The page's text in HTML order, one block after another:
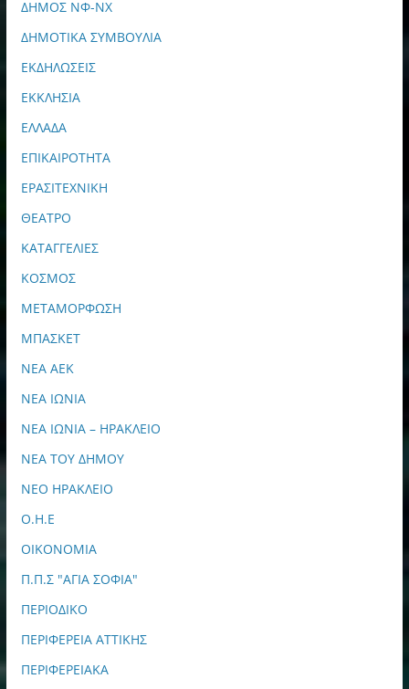
ΔΗΜΟΣ ΝΦ-ΝΧ
ΔΗΜΟΤΙΚΑ ΣΥΜΒΟΥΛΙΑ
ΕΚΔΗΛΩΣΕΙΣ
ΕΚΚΛΗΣΙΑ
ΕΛΛΑΔΑ
ΕΠΙΚΑΙΡΟΤΗΤΑ
ΕΡΑΣΙΤΕΧΝΙΚΗ
ΘΕΑΤΡΟ
ΚΑΤΑΓΓΕΛΙΕΣ
ΚΟΣΜΟΣ
ΜΕΤΑΜΟΡΦΩΣΗ
ΜΠΑΣΚΕΤ
ΝΕΑ ΑΕΚ
ΝΕΑ ΙΩΝΙΑ
ΝΕΑ ΙΩΝΙΑ – ΗΡΑΚΛΕΙΟ
ΝΕΑ ΤΟΥ ΔΗΜΟΥ
ΝΕΟ ΗΡΑΚΛΕΙΟ
Ο.Η.Ε
ΟΙΚΟΝΟΜΙΑ
Π.Π.Σ "ΑΓΙΑ ΣΟΦΙΑ"
ΠΕΡΙΟΔΙΚΟ
ΠΕΡΙΦΕΡΕΙΑ ΑΤΤΙΚΗΣ
ΠΕΡΙΦΕΡΕΙΑΚΑ